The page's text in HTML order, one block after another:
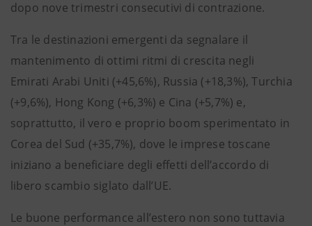
dopo nove trimestri consecutivi di contrazione.
Tra le destinazioni emergenti da segnalare il
mantenimento di ottimi ritmi di crescita negli
Emirati Arabi Uniti (+45,6%), Russia (+18,3%), Turchia
(+9,6%), Hong Kong (+6,3%) e Cina (+5,7%) e,
soprattutto, il vero e proprio boom sperimentato in
Corea del Sud (+35,7%), dove le imprese toscane
iniziano a beneficiare degli effetti dell’accordo di
libero scambio siglato dall’UE.
Le buone performance all’estero non sono tuttavia